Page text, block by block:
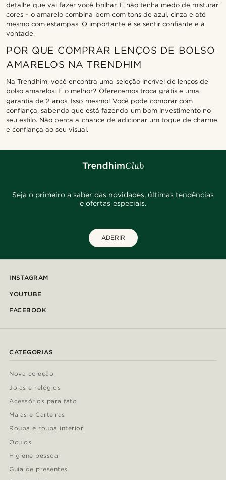
detalhe que vai fazer você brilhar. E não tenha medo de misturar
cores – o amarelo combina bem com tons de azul, cinza e até
mesmo com estampas. O importante é se sentir confiante e à
vontade.
POR QUE COMPRAR LENÇOS DE BOLSO
AMARELOS NA TRENDHIM
Na Trendhim, você encontra uma seleção incrível de lenços de
bolso amarelos. E o melhor? Oferecemos troca grátis e uma
garantia de 2 anos. Isso mesmo! Você pode comprar com
confiança, sabendo que está fazendo um bom investimento no
seu estilo. Não perca a chance de adicionar um toque de charme
e confiança ao seu visual.
Seja o primeiro a saber das novidades, últimas tendências
e ofertas especiais.
ADERIR
INSTAGRAM
YOUTUBE
FACEBOOK
CATEGORIAS
Nova coleção
Joias e relógios
Acessórios para fato
Malas e Carteiras
Roupa e roupa interior
Óculos
Higiene pessoal
Guia de presentes